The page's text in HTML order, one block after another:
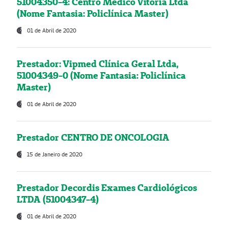
(Nome Fantasia: Policlínica Master)
01 de Abril de 2020
Prestador: Vipmed Clínica Geral Ltda,
51004349-0 (Nome Fantasia: Policlínica
Master)
01 de Abril de 2020
Prestador CENTRO DE ONCOLOGIA
15 de Janeiro de 2020
Prestador Decordis Exames Cardiológicos
LTDA (51004347-4)
01 de Abril de 2020